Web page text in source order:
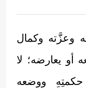
وعزَّته وكمال
أو يعارضه؛ لا
ووضعه